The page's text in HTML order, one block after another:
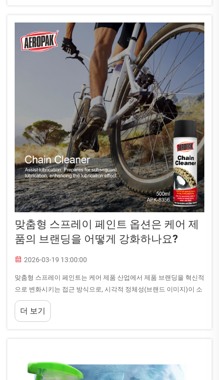
맞춤형 스프레이 페인트 옵션은 케어 제
품의 브랜딩을 어떻게 강화하나요?
2026-03-19 13:00:00
맞춤형 스프레이 페인트는 케어 제품 산업에서 제품 브랜딩을 혁신적
으로 변화시키는 접근 방식으로, 시각적 정체성(브랜드 이미지)이 소
비자 신뢰와 시장 포지셔닝에 직접적인 영향을 미치는 분야입니다.
케어 제품 제조사가 맞춤형 스프레이 페인트를 활용할 때...
더 보기